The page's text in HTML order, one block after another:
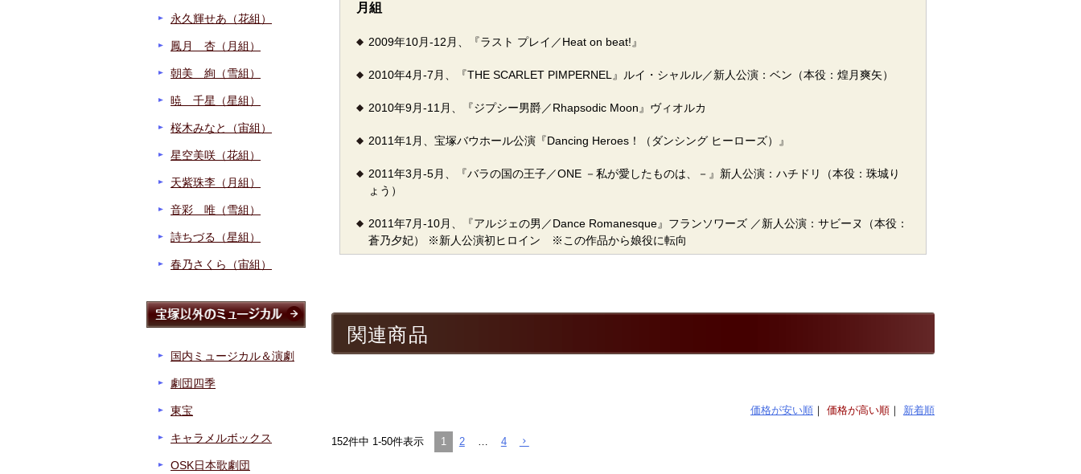
月組
2009年10月-12月、『ラスト プレイ／Heat on beat!』
2010年4月-7月、『THE SCARLET PIMPERNEL』ルイ・シャルル／新人公演：ベン（本役：煌月爽矢）
2010年9月-11月、『ジプシー男爵／Rhapsodic Moon』ヴィオルカ
2011年1月、宝塚バウホール公演『Dancing Heroes！（ダンシング ヒーローズ）』
2011年3月-5月、『バラの国の王子／ONE －私が愛したものは、－』新人公演：ハチドリ（本役：珠城り
ょう）
2011年7月-10月、『アルジェの男／Dance Romanesque』フランソワーズ ／新人公演：サビーヌ（本役：
蒼乃夕妃） ※新人公演初ヒロイン ※この作品から娘役に転向
2012年2月-4月、『エドワード8世／Misty Station』アデール・アステア／新人公演：ウォリス・シンプソ
ン（本役：蒼乃夕妃） ※新人公演ヒロイン
2012年10月-11月、全国ツアー公演『愛するには短すぎる」／Heat on Beat!』バーバラ・オブライエン
関連商品
価格が安い順 価格が高い順 新着順
152件中 1-50件表示 1 2 … 4
永久輝せあ（花組）
鳳月 杏（月組）
朝美 絢（雪組）
暁 千星（星組）
桜木みなと（宙組）
星空美咲（花組）
天紫珠李（月組）
音彩 唯（雪組）
詩ちづる（星組）
春乃さくら（宙組）
国内ミュージカル＆演劇
劇団四季
東宝
キャラメルボックス
OSK日本歌劇団